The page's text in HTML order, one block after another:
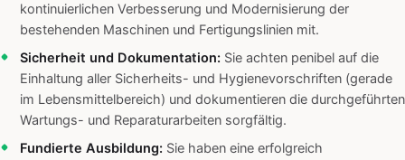
kontinuierlichen Verbesserung und Modernisierung der
bestehenden Maschinen und Fertigungslinien mit.
Sicherheit und Dokumentation: Sie achten penibel auf die
Einhaltung aller Sicherheits- und Hygienevorschriften (gerade
im Lebensmittelbereich) und dokumentieren die durchgeführten
Wartungs- und Reparaturarbeiten sorgfältig.
Fundierte Ausbildung: Sie haben eine erfolgreich